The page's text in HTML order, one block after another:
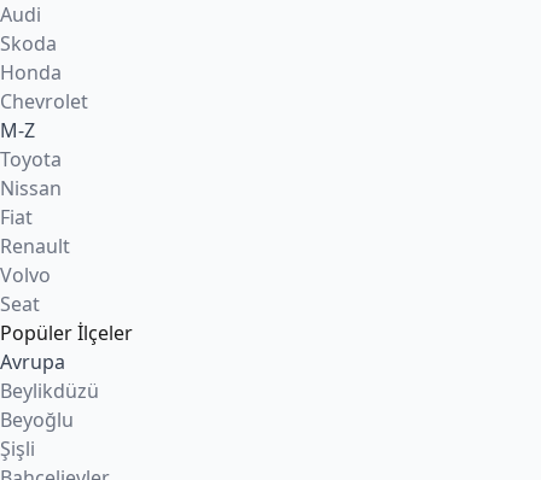
Audi
Skoda
Honda
Chevrolet
M-Z
Toyota
Nissan
Fiat
Renault
Volvo
Seat
Popüler İlçeler
Avrupa
Beylikdüzü
Beyoğlu
Şişli